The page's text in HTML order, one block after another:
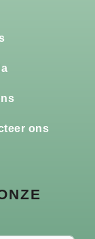
ons